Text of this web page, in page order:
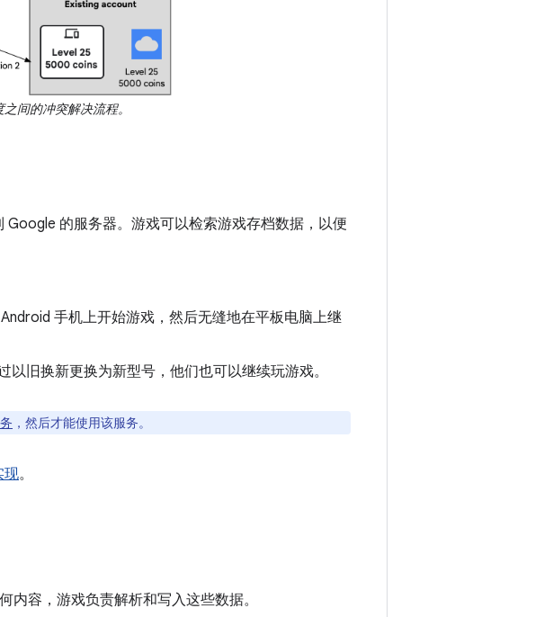
间的冲突解决流程。
的服务器。游戏可以检索游戏存档数据，以便
手机上开始游戏，然后无缝地在平板电脑上继
以旧换新更换为新型号，他们也可以继续玩游戏。
，然后才能使用该服务。
现。
容，游戏负责解析和写入这些数据。